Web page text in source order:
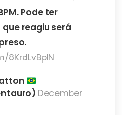
Pode ter
que reagiu será
8KrdLvBplN
December